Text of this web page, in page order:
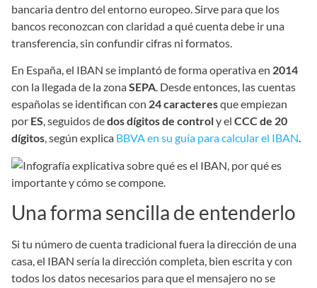
bancaria dentro del entorno europeo. Sirve para que los
bancos reconozcan con claridad a qué cuenta debe ir una
transferencia, sin confundir cifras ni formatos.
En España, el IBAN se implantó de forma operativa en 2014
con la llegada de la zonaSEPA. Desde entonces, las cuentas
españolas se identifican con 24 caracteresque empiezan
por ES, seguidos dedos dígitos de controly el CCC de 20
dígitos, según explica BBVA en su guía para calcular el IBAN.
Una forma sencilla de entenderlo
Si tu número de cuenta tradicional fuera la dirección de una
casa, el IBAN sería la dirección completa, bien escrita y con
todos los datos necesarios para que el mensajero no se